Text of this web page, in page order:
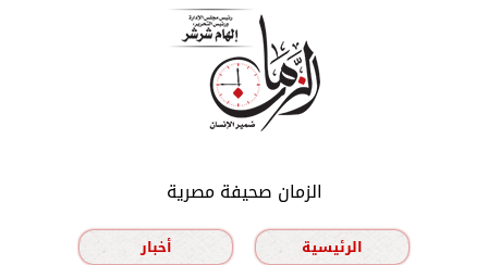
الزمان صحيفة مصرية
الرئيسية
أخبار